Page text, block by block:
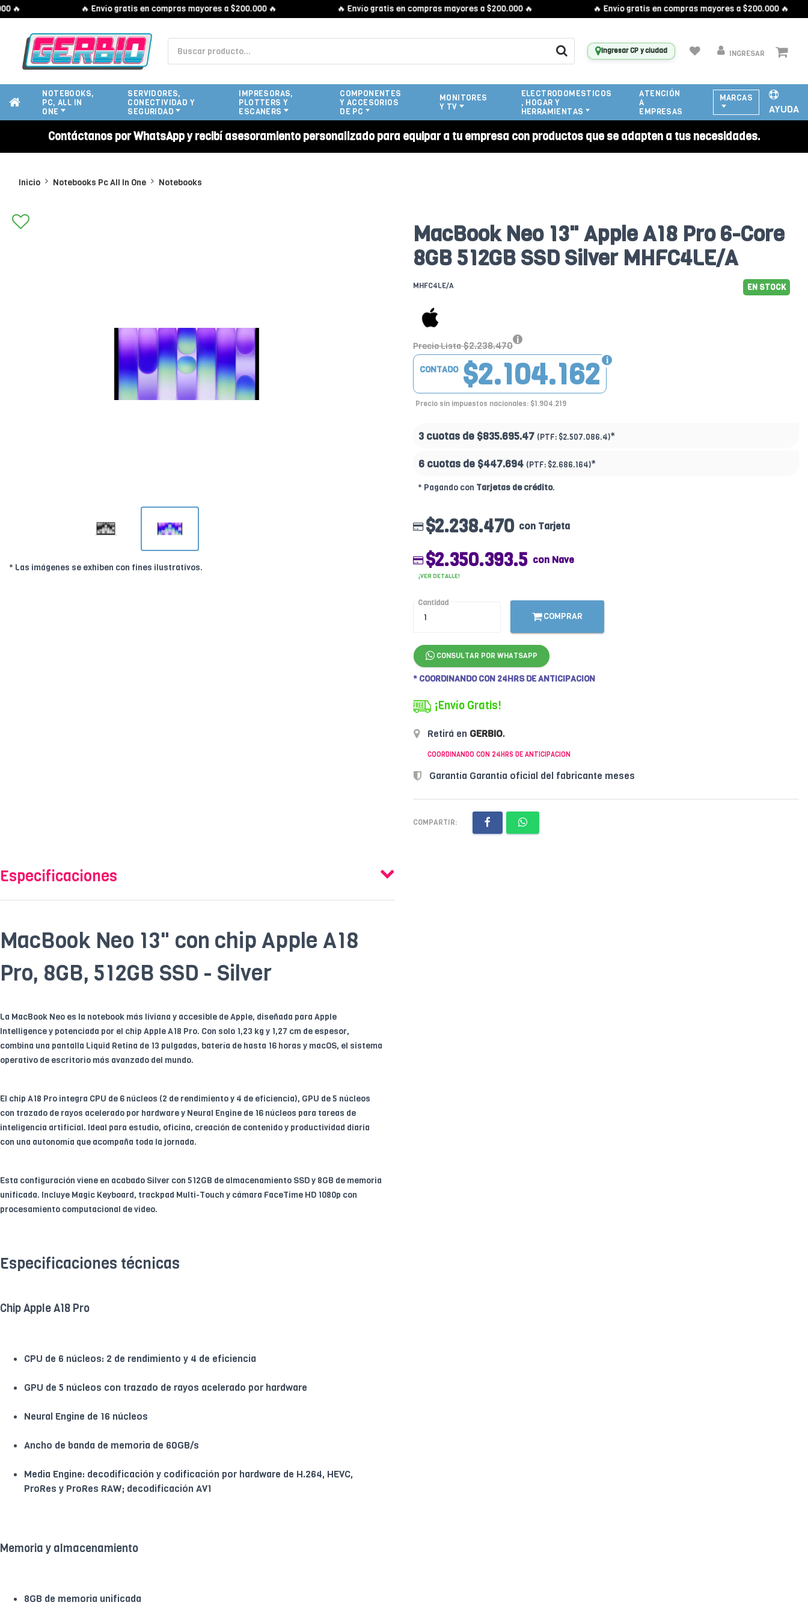
🔥 Envío gratis en compras mayores a $200.000 🔥 🔥 Envío gratis en compras mayores a $200.000 🔥 🔥 Envío gratis en compras mayores a $200.000 🔥
Ingresar CP y ciudad INGRESAR
NOTEBOOKS,
PC, ALL IN
ONE
SERVIDORES,
CONECTIVIDAD Y
SEGURIDAD
IMPRESORAS,
PLOTTERS Y
ESCANERS
COMPONENTES
Y ACCESORIOS
DE PC
MONITORES
Y TV
ELECTRODOMESTICOS
, HOGAR Y
HERRAMIENTAS
ATENCIÓN
A
EMPRESAS
MARCAS
AYUDA
Contáctanos por WhatsApp y recibí asesoramiento personalizado para equipar a tu empresa con productos que se adapten a tus necesidades.
Inicio Notebooks Pc All In One Notebooks
* Las imágenes se exhiben con fines ilustrativos.
MacBook Neo 13" Apple A18 Pro 6-Core
8GB 512GB SSD Silver MHFC4LE/A
MHFC4LE/A EN STOCK
Precio Lista $2.238.470
$2.104.162
CONTADO
Precio sin impuestos nacionales: $1.904.219
3 cuotas de $835.695.47 (PTF: $2.507.086.4)*
6 cuotas de $447.694 (PTF: $2.686.164)*
* Pagando con Tarjetas de crédito.
$2.238.470 con Tarjeta
$2.350.393.5 con Nave
¡VER DETALLE!
Cantidad
COMPRAR
CONSULTAR POR WHATSAPP
* COORDINANDO CON 24HRS DE ANTICIPACION
¡Envío Gratis!
Retirá en GERBIO.
COORDINANDO CON 24HRS DE ANTICIPACION
Garantía Garantía oficial del fabricante meses
COMPARTIR:
Especificaciones
MacBook Neo 13" con chip Apple A18
Pro, 8GB, 512GB SSD - Silver
La MacBook Neo es la notebook más liviana y accesible de Apple, diseñada para Apple
Intelligence y potenciada por el chip Apple A18 Pro. Con solo 1,23 kg y 1,27 cm de espesor,
combina una pantalla Liquid Retina de 13 pulgadas, batería de hasta 16 horas y macOS, el sistema
operativo de escritorio más avanzado del mundo.
El chip A18 Pro integra CPU de 6 núcleos (2 de rendimiento y 4 de eficiencia), GPU de 5 núcleos
con trazado de rayos acelerado por hardware y Neural Engine de 16 núcleos para tareas de
inteligencia artificial. Ideal para estudio, oficina, creación de contenido y productividad diaria
con una autonomía que acompaña toda la jornada.
Esta configuración viene en acabado Silver con 512GB de almacenamiento SSD y 8GB de memoria
unificada. Incluye Magic Keyboard, trackpad Multi-Touch y cámara FaceTime HD 1080p con
procesamiento computacional de video.
Especificaciones técnicas
Chip Apple A18 Pro
CPU de 6 núcleos: 2 de rendimiento y 4 de eficiencia
GPU de 5 núcleos con trazado de rayos acelerado por hardware
Neural Engine de 16 núcleos
Ancho de banda de memoria de 60GB/s
Media Engine: decodificación y codificación por hardware de H.264, HEVC,
ProRes y ProRes RAW; decodificación AV1
Memoria y almacenamiento
8GB de memoria unificada